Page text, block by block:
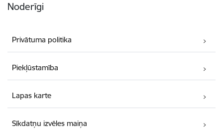
Noderīgi
Privātuma politika
Piekļūstamība
Lapas karte
Sīkdatņu izvēles maiņa